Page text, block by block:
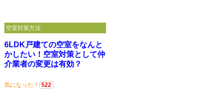
6LDK戸建ての空室をなんと
かしたい！空室対策として仲
介業者の変更は有効？
気になった！ 522
空室対策方法